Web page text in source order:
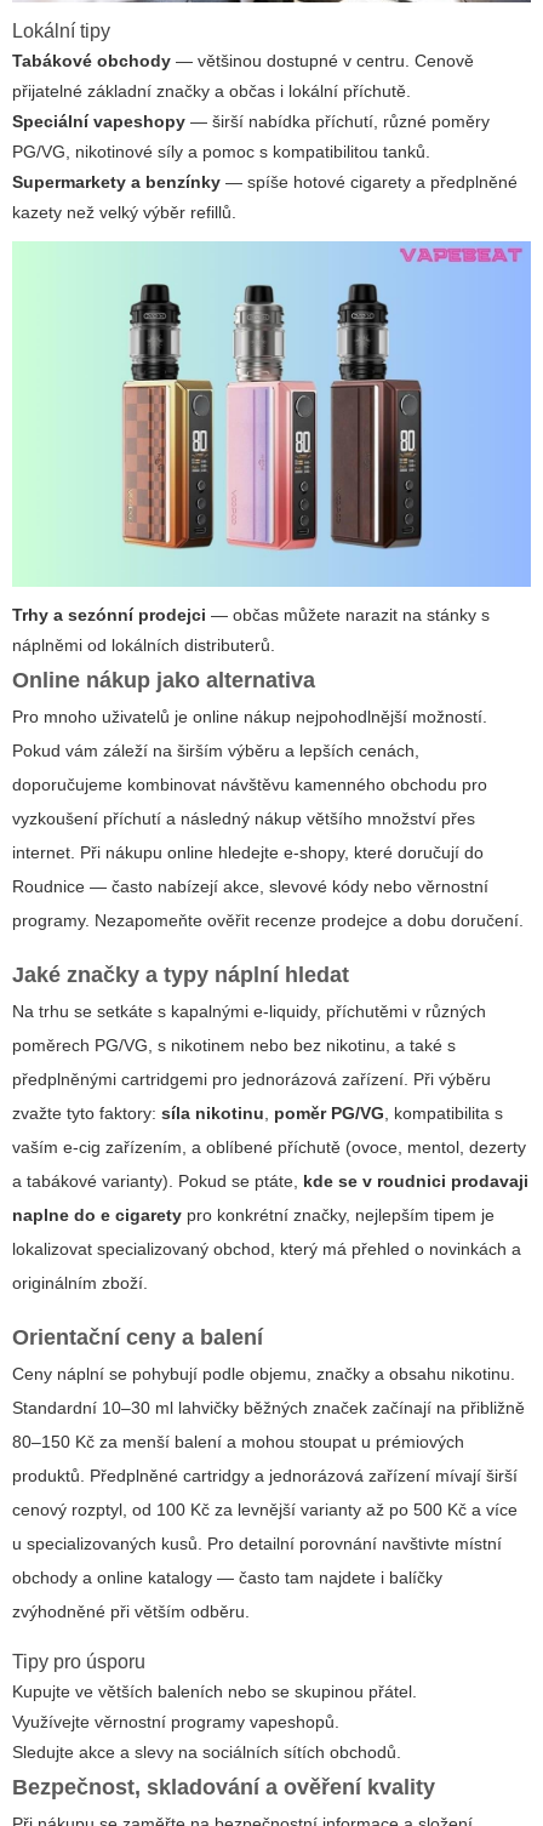
Lokální tipy
Tabákové obchody — většinou dostupné v centru. Cenově
přijatelné základní značky a občas i lokální příchutě.
Speciální vapeshopy — širší nabídka příchutí, různé poměry
PG/VG, nikotinové síly a pomoc s kompatibilitou tanků.
Supermarkety a benzínky — spíše hotové cigarety a předplněné
kazety než velký výběr refillů.
Trhy a sezónní prodejci — občas můžete narazit na stánky s
náplněmi od lokálních distributerů.
Online nákup jako alternativa
Pro mnoho uživatelů je online nákup nejpohodlnější možností.
Pokud vám záleží na širším výběru a lepších cenách,
doporučujeme kombinovat návštěvu kamenného obchodu pro
vyzkoušení příchutí a následný nákup většího množství přes
internet. Při nákupu online hledejte e-shopy, které doručují do
Roudnice — často nabízejí akce, slevové kódy nebo věrnostní
programy. Nezapomeňte ověřit recenze prodejce a dobu doručení.
Jaké značky a typy náplní hledat
Na trhu se setkáte s kapalnými e-liquidy, příchutěmi v různých
poměrech PG/VG, s nikotinem nebo bez nikotinu, a také s
předplněnými cartridgemi pro jednorázová zařízení. Při výběru
zvažte tyto faktory: síla nikotinu, poměr PG/VG, kompatibilita s
vaším e-cig zařízením, a oblíbené příchutě (ovoce, mentol, dezerty
a tabákové varianty). Pokud se ptáte, kde se v roudnici prodavaji
naplne do e cigarety pro konkrétní značky, nejlepším tipem je
lokalizovat specializovaný obchod, který má přehled o novinkách a
originálním zboží.
Orientační ceny a balení
Ceny náplní se pohybují podle objemu, značky a obsahu nikotinu.
Standardní 10–30 ml lahvičky běžných značek začínají na přibližně
80–150 Kč za menší balení a mohou stoupat u prémiových
produktů. Předplněné cartridgy a jednorázová zařízení mívají širší
cenový rozptyl, od 100 Kč za levnější varianty až po 500 Kč a více
u specializovaných kusů. Pro detailní porovnání navštivte místní
obchody a online katalogy — často tam najdete i balíčky
zvýhodněné při větším odběru.
Tipy pro úsporu
Kupujte ve větších baleních nebo se skupinou přátel.
Využívejte věrnostní programy vapeshopů.
Sledujte akce a slevy na sociálních sítích obchodů.
Bezpečnost, skladování a ověření kvality